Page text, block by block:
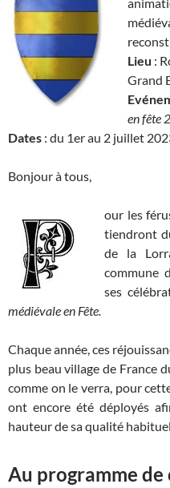
Lieu :
Grand
en fête
Dates : du 1er au 2 juillet
Bonjour à tous,
our les
tiendront
de la
commune
ses
médiévale en Fête.
Chaque année, ces
plus beau village de France
comme on le verra, pour
ont encore été déployés
hauteur de sa qualité
Au programme